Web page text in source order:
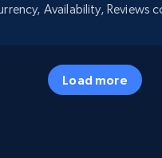
Availability, Reviews
5.7K+
Load more